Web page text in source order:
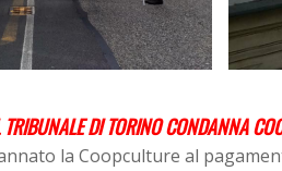
DI TORINO CONDANNA
la Coopculture al